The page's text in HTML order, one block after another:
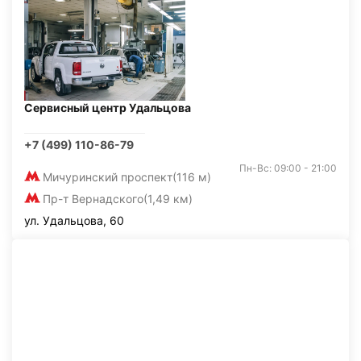
Сервисный центр Удальцова
+7 (499) 110-86-79
Мичуринский проспект(116 м)
Пр-т Вернадского(1,49 км)
Пн-Вс: 09:00 - 21:00
ул. Удальцова, 60